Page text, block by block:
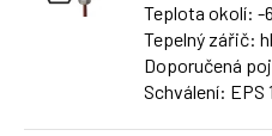
Teplota okolí: -
Tepelný zářič:
Doporučená
Schválení: EPS